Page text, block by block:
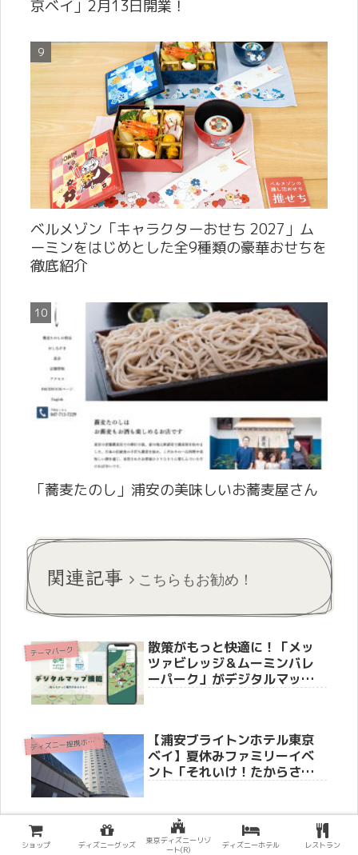
京ベイ」2月13日開業！
ベルメゾン「キャラクターおせち 2027」ム
ーミンをはじめとした全9種類の豪華おせちを
徹底紹介
「蕎麦たのし」浦安の美味しいお蕎麦屋さん
関連記事 こちらもお勧め！
テーマパーク
散策がもっと快適に！「メッ
ツァビレッジ＆ムーミンバレ
ーパーク」がデジタルマップ
デ
ィズニー提携ホテル
【浦安ブライトンホテル東京
ベイ】夏休みファミリーイベ
ント「それいけ！たからさが
テーマパーク
祝・総来園者数600万人達成！
「メッツァ（メッツァビレッ
ショップ ディズニーグッズ
東京ディズニーリゾ
ート(R)
ディズニーホテル レストラン